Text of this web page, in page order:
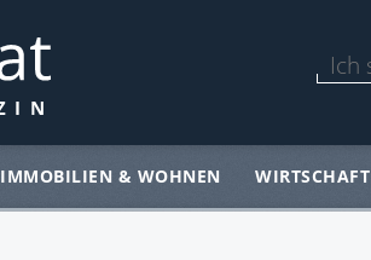
IMMOBILIEN & WOHNEN WIRTSCHAFT